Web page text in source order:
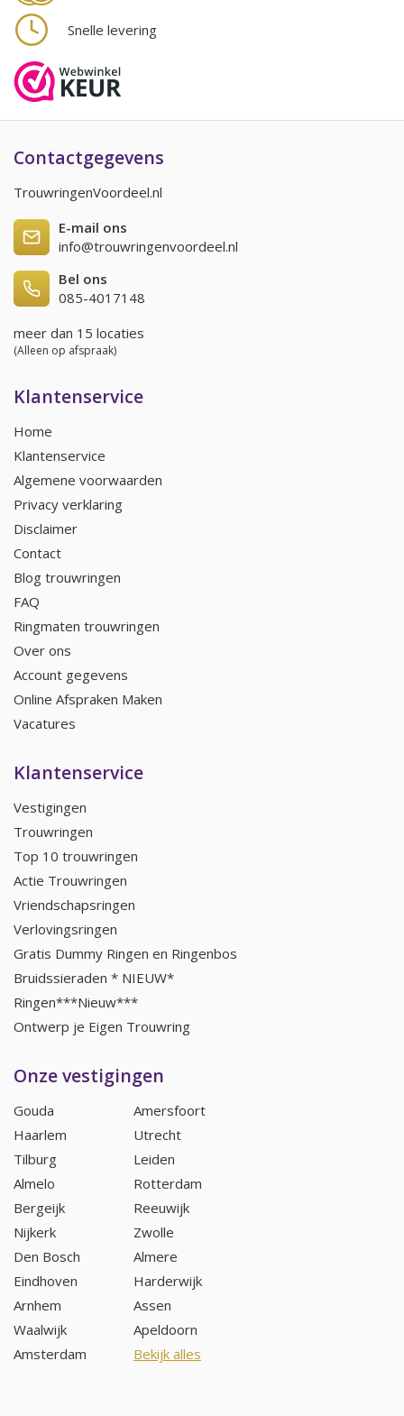
Snelle levering
Contactgegevens
TrouwringenVoordeel.nl
E-mail ons
info@trouwringenvoordeel.nl
Bel ons
085-4017148
meer dan 15 locaties
(Alleen op afspraak)
Klantenservice
Home
Klantenservice
Algemene voorwaarden
Privacy verklaring
Disclaimer
Contact
Blog trouwringen
FAQ
Ringmaten trouwringen
Over ons
Account gegevens
Online Afspraken Maken
Vacatures
Klantenservice
Vestigingen
Trouwringen
Top 10 trouwringen
Actie Trouwringen
Vriendschapsringen
Verlovingsringen
Gratis Dummy Ringen en Ringenbos
Bruidssieraden * NIEUW*
Ringen***Nieuw***
Ontwerp je Eigen Trouwring
Onze vestigingen
Gouda
Haarlem
Tilburg
Almelo
Bergeijk
Nijkerk
Den Bosch
Eindhoven
Arnhem
Waalwijk
Amsterdam
Amersfoort
Utrecht
Leiden
Rotterdam
Reeuwijk
Zwolle
Almere
Harderwijk
Assen
Apeldoorn
Bekijk alles